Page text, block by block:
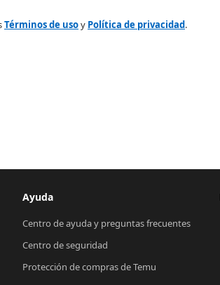
Términos de usoy Política de privacidad.
Ayuda
Centro de ayuda y preguntas frecuentes
Centro de seguridad
Protección de compras de Temu